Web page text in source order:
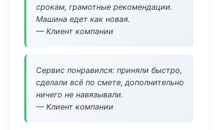
срокам, грамотные рекомендации.
Машина едет как новая.
— Клиент компании
Сервис понравился: приняли быстро,
сделали всё по смете, дополнительно
ничего не навязывали.
— Клиент компании